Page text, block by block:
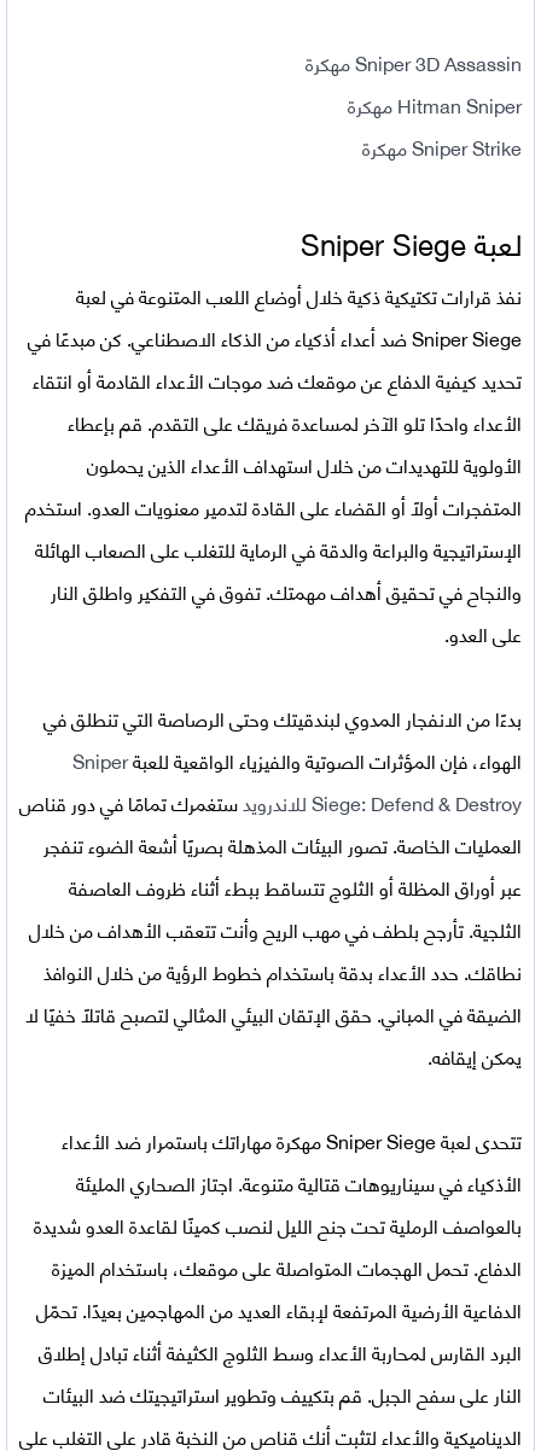
Sniper 3D Assassin مهكرة
Hitman Sniper مهكرة
Sniper Strike مهكرة
لعبة Sniper Siege
نفذ قرارات تكتيكية ذكية خلال أوضاع اللعب المتنوعة في لعبة
Sniper Siege ضد أعداء أذكياء من الذكاء الاصطناعي. كن مبدعًا في
تحديد كيفية الدفاع عن موقعك ضد موجات الأعداء القادمة أو انتقاء
الأعداء واحدًا تلو الآخر لمساعدة فريقك على التقدم. قم بإعطاء
الأولوية للتهديدات من خلال استهداف الأعداء الذين يحملون
المتفجرات أولاً أو القضاء على القادة لتدمير معنويات العدو. استخدم
الإستراتيجية والبراعة والدقة في الرماية للتغلب على الصعاب الهائلة
والنجاح في تحقيق أهداف مهمتك. تفوق في التفكير واطلق النار
على العدو.
بدءًا من الانفجار المدوي لبندقيتك وحتى الرصاصة التي تنطلق في
الهواء، فإن المؤثرات الصوتية والفيزياء الواقعية للعبةSniper
Siege: Defend & Destroy للاندرويد
ستغمرك تمامًا في دور قناص
العمليات الخاصة. تصور البيئات المذهلة بصريًا أشعة الضوء تنفجر
عبر أوراق المظلة أو الثلوج تتساقط ببطء أثناء ظروف العاصفة
الثلجية. تأرجح بلطف في مهب الريح وأنت تتعقب الأهداف من خلال
نطاقك. حدد الأعداء بدقة باستخدام خطوط الرؤية من خلال النوافذ
الضيقة في المباني. حقق الإتقان البيئي المثالي لتصبح قاتلًا خفيًا لا
يمكن إيقافه.
تتحدىلعبةSniper Siege مهكرة
مهاراتك باستمرار ضد الأعداء
الأذكياء في سيناريوهات قتالية متنوعة. اجتاز الصحاري المليئة
بالعواصف الرملية تحت جنح الليل لنصب كمينًا لقاعدة العدو شديدة
الدفاع. تحمل الهجمات المتواصلة على موقعك، باستخدام الميزة
الدفاعية الأرضية المرتفعة لإبقاء العديد من المهاجمين بعيدًا. تحمّل
البرد القارس لمحاربة الأعداء وسط الثلوج الكثيفة أثناء تبادل إطلاق
النار على سفح الجبل. قم بتكييف وتطوير استراتيجيتك ضد البيئات
الديناميكية والأعداء لتثبت أنك قناص من النخبة قادر على التغلب على